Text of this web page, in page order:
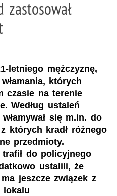
letniego mężczyznę,
których
czasie na terenie
Według ustaleń
się m.in. do
których kradł różnego
przedmioty.
do policyjnego
ustalili, że
jeszcze związek z
lokalu